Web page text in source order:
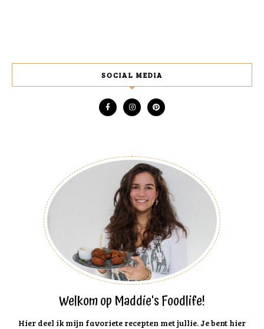
SOCIAL MEDIA
Welkom op Maddie's Foodlife!
Hier deel ik mijn favoriete recepten met jullie. Je bent hier